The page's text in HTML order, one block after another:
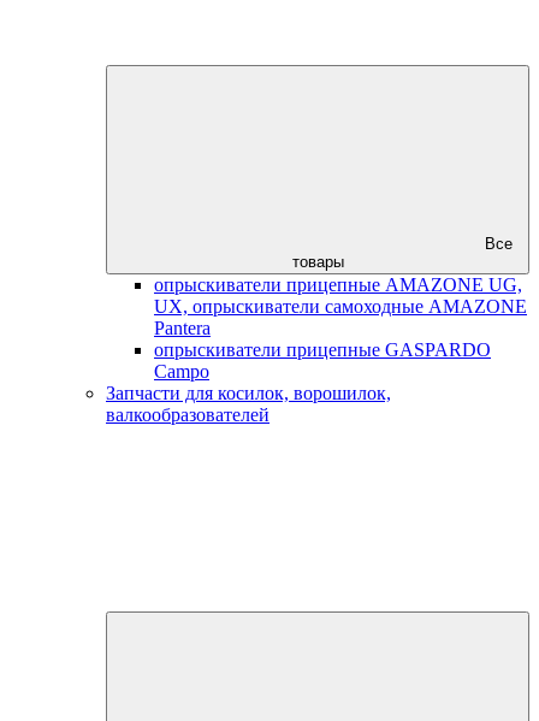
Все
товары
опрыскиватели прицепные AMAZONE UG,
UX, опрыскиватели самоходные AMAZONE
Pantera
опрыскиватели прицепные GASPARDO
Campo
Запчасти для косилок, ворошилок,
валкообразователей